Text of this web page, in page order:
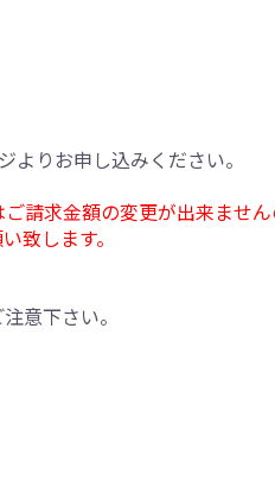
よりお申し込みください。
請求金額の変更が出来ませ
致します。
意下さい。